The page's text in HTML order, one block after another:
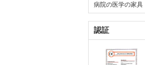
病院の医学の家具
認証